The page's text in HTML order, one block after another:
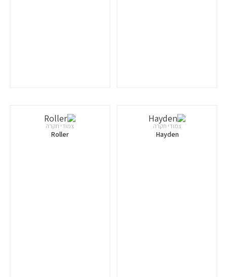
צמודי תקרה
Hayden
צמודי תקרה
Roller